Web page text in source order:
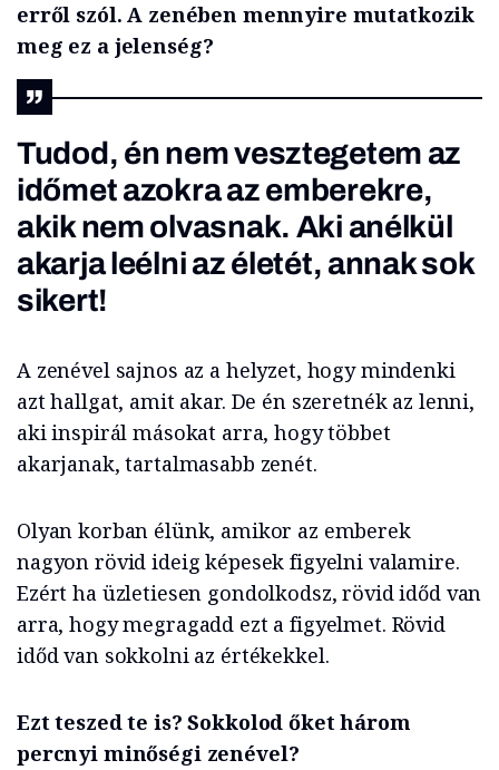
erről szól. A zenében mennyire mutatkozik
meg ez a jelenség?
Tudod, én nem vesztegetem az
időmet azokra az emberekre,
akik nem olvasnak. Aki anélkül
akarja leélni az életét, annak sok
sikert!
A zenével sajnos az a helyzet, hogy mindenki
azt hallgat, amit akar. De én szeretnék az lenni,
aki inspirál másokat arra, hogy többet
akarjanak, tartalmasabb zenét.
Olyan korban élünk, amikor az emberek
nagyon rövid ideig képesek figyelni valamire.
Ezért ha üzletiesen gondolkodsz, rövid időd van
arra, hogy megragadd ezt a figyelmet. Rövid
időd van sokkolni az értékekkel.
Ezt teszed te is? Sokkolod őket három
percnyi minőségi zenével?